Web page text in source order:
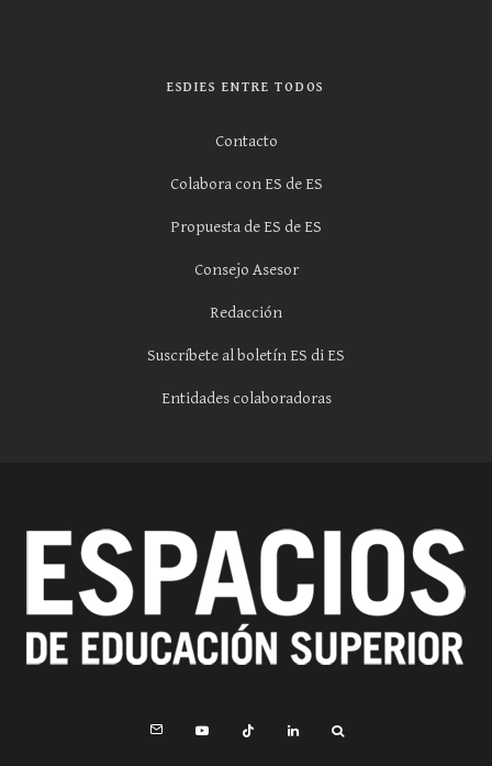
ESDIES ENTRE TODOS
Contacto
Colabora con ES de ES
Propuesta de ES de ES
Consejo Asesor
Redacción
Suscríbete al boletín ES di ES
Entidades colaboradoras